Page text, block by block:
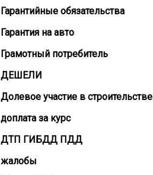
Гарантийные обязательства
Гарантия на авто
Грамотный потребитель
ДЕШЕЛИ
Долевое участие в строительстве
доплата за курс
ДТП ГИБДД ПДД
жалобы